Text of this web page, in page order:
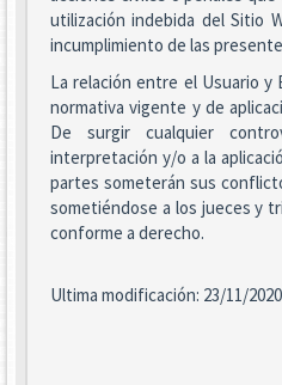
utilización indebida del Sitio
incumplimiento de las
La relación entre el Usuario y
normativa vigente y de
De surgir cualquier
interpretación y/o a la
partes someterán sus
sometiéndose a los jueces y
conforme a derecho.
Ultima modificación: 23/11/2020